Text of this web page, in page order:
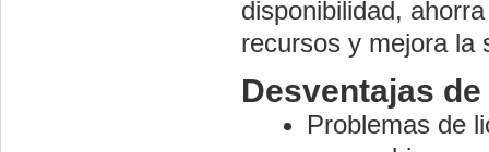
disponibilidad,
recursos y mejora la
Desventajas
Problemas de